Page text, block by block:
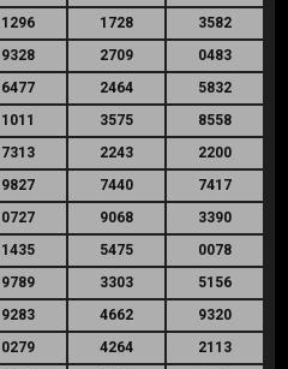
1296 1728
3582
9328 2709
0483
6477 2464
5832
1011 3575
8558
7313 2243
2200
9827 7440
7417
0727 9068
3390
1435 5475
0078
9789 3303
5156
9283 4662
9320
0279 4264
2113